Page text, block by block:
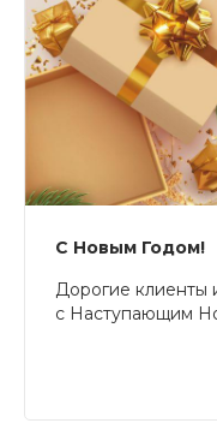
С Новым Годом!
Дорогие клиенты
с Наступающим